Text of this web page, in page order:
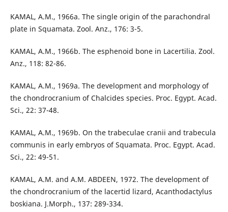
KAMAL, A.M., 1966a. The single origin of the parachondral
plate in Squamata. Zool. Anz., 176: 3-5.
KAMAL, A.M., 1966b. The esphenoid bone in Lacertilia. Zool.
Anz., 118: 82-86.
KAMAL, A.M., 1969a. The development and morphology of
the chondrocranium of Chalcides species. Proc. Egypt. Acad.
Sci., 22: 37-48.
KAMAL, A.M., 1969b. On the trabeculae cranii and trabecula
communis in early embryos of Squamata. Proc. Egypt. Acad.
Sci., 22: 49-51.
KAMAL, A.M. and A.M. ABDEEN, 1972. The development of
the chondrocranium of the lacertid lizard, Acanthodactylus
boskiana. J.Morph., 137: 289-334.